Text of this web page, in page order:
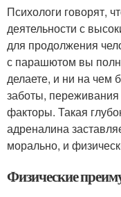
Психологи говорят,
деятельности с
для продолжения
с парашютом вы
делаете, и ни на чем
заботы,
факторы. Такая
адреналина
морально, и
Физические